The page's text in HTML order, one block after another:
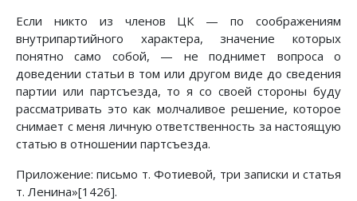
Если никто из членов ЦК — по соображениям
внутрипартийного характера, значение которых
понятно само собой, — не поднимет вопроса о
доведении статьи в том или другом виде до сведения
партии или партсъезда, то я со своей стороны буду
рассматривать это как молчаливое решение, которое
снимает с меня личную ответственность за настоящую
статью в отношении партсъезда.
Приложение: письмо т. Фотиевой, три записки и статья
т. Ленина»[1426].